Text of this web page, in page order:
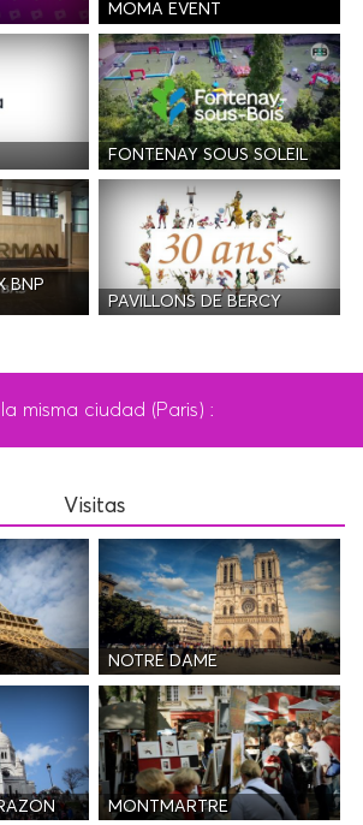
MOMA EVENT
FONTENAY SOUS SOLEIL
BNP
PAVILLONS DE BERCY
la misma ciudad (Paris) :
Visitas
NOTRE DAME
MONTMARTRE